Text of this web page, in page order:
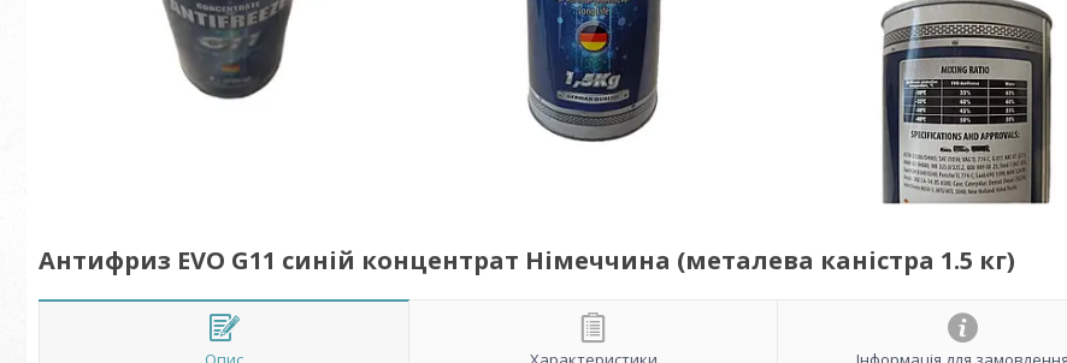
Антифриз EVO G11 синій концентрат Німеччина (металева каністра 1.5 кг)